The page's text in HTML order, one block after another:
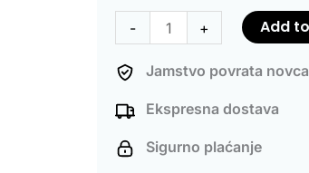
-
Particulate
Filter
and
Cleaner
+ Add
Jamstvo povrata novca
Ekspresna dostava
Sigurno plaćanje